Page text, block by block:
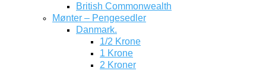
British Commonwealth
Mønter – Pengesedler
Danmark.
1/2 Krone
1 Krone
2 Kroner